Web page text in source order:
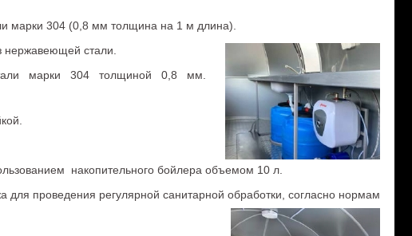
марки 304 (0,8 мм толщина на 1 м длина).
нержавеющей стали.
марки 304 толщиной 0,8 мм.
накопительного бойлера объемом 10 л.
проведения регулярной санитарной обработки, согласно нормам